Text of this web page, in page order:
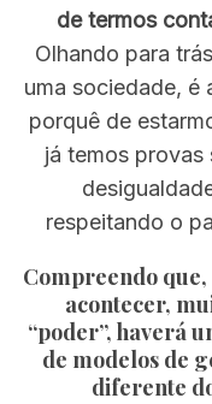
de termos
Olhando para
uma sociedade, é
porquê de
já temos provas
respeitando o
Compreendo
acontecer,
“poder”, haverá
de modelos de
diferente